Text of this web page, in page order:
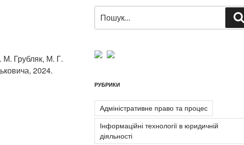
М. Грубляк, М. Г.
2024.
за
запитом:
РУБРИКИ
Адміністративне право та процес
Інформаційні технології в юридичній
діяльності